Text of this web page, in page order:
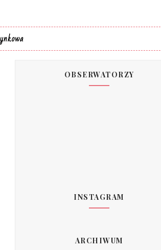
OBSERWATORZY
INSTAGRAM
ARCHIWUM